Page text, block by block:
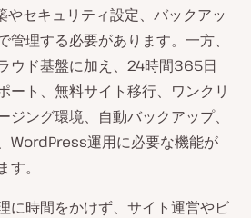
セキュリティ設定、バックアッ
管理する必要があります。一方、
ウド基盤に加え、24時間365日
ート、無料サイト移行、ワンクリ
ジング環境、自動バックアップ、
WordPress運用に必要な機能が
。
に時間をかけず、サイト運営やビ